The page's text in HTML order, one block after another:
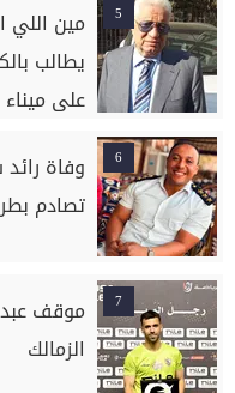
5
مين اللي
يطالب
على
6
تصادم
7
موقف عبد
الزمالك